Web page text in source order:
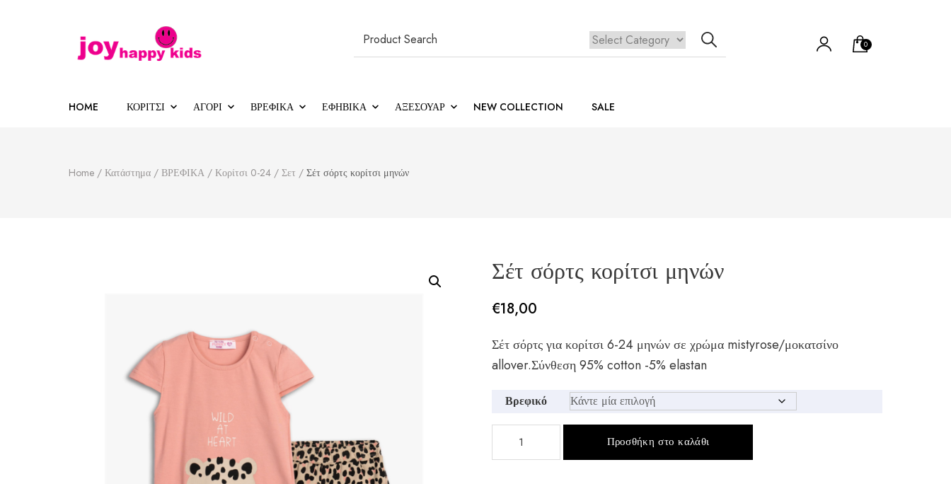
Search
for:
0
HOME ΚΟΡΙΤΣΙ ΑΓΟΡΙ ΒΡΕΦΙΚΑ ΕΦΗΒΙΚΆ ΑΞΕΣΟΥΑΡ NEW COLLECTION SALE
Home / Κατάστημα / ΒΡΕΦΙΚΑ / Κορίτσι 0-24 / Σετ / Σέτ σόρτς κορίτσι μηνών
Σέτ σόρτς κορίτσι μηνών
€18,00
Σέτ σόρτς για κορίτσι 6-24 μηνών σε χρώμα mistyrose/μοκατσίνο
allover.Σύνθεση 95% cotton -5% elastan
Βρεφικό
Προσθήκη στο καλάθι